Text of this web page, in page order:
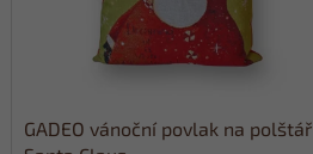
GADEO vánoční povlak na polštář